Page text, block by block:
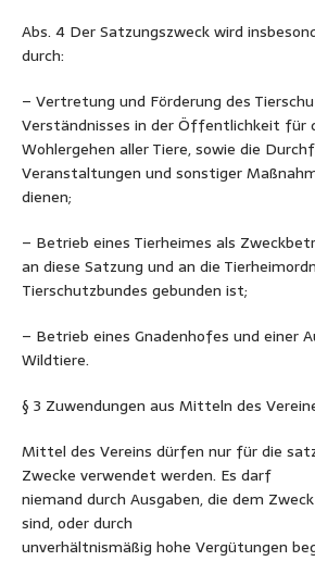
Abs. 4 Der Satzungszweck wird
durch:
– Vertretung und Förderung des
Verständnisses in der Öffentlichkeit für
Wohlergehen aller Tiere, sowie die
Veranstaltungen und sonstiger
dienen;
– Betrieb eines Tierheimes als
an diese Satzung und an die
Tierschutzbundes gebunden ist;
– Betrieb eines Gnadenhofes und einer
Wildtiere.
§ 3 Zuwendungen aus Mitteln des
Mittel des Vereins dürfen nur für die
Zwecke verwendet werden. Es darf
niemand durch Ausgaben, die dem
sind, oder durch
unverhältnismäßig hohe Vergütungen